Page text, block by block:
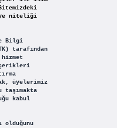
niteliği
Bilgi
tarafından
üyelerimiz
kabul
olduğunu